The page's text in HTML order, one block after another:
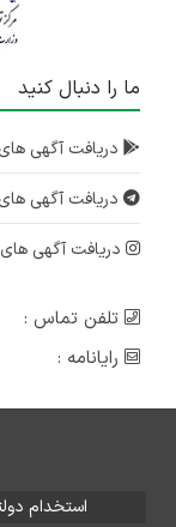
ما را دنبال کنید
دریافت آگهی
دریافت آگهی
دریافت آگهی های
تلفن تماس :
رایانامه :
استخدام